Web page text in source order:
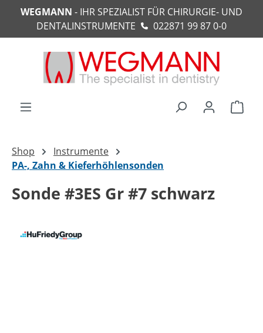
springen
WEGMANN - IHR SPEZIALIST FÜR CHIRURGIE- UND
DENTALINSTRUMENTE
022871 99 87 0-0
Shop
Instrumente
PA-, Zahn & Kieferhöhlensonden
Sonde #3ES Gr #7 schwarz